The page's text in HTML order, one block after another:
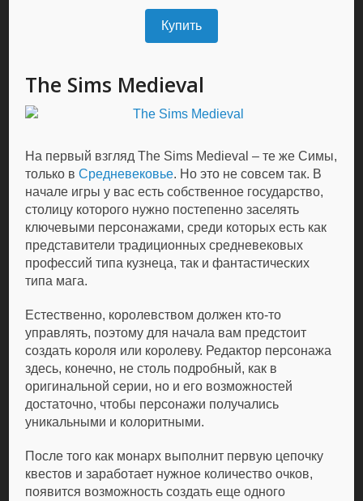
Купить
The Sims Medieval
На первый взгляд The Sims Medieval – те же Симы,
только вСредневековье. Но это не совсем так. В
начале игры у вас есть собственное государство,
столицу которого нужно постепенно заселять
ключевыми персонажами, среди которых есть как
представители традиционных средневековых
профессий типа кузнеца, так и фантастических
типа мага.
Естественно, королевством должен кто-то
управлять, поэтому для начала вам предстоит
создать короля или королеву. Редактор персонажа
здесь, конечно, не столь подробный, как в
оригинальной серии, но и его возможностей
достаточно, чтобы персонажи получались
уникальными и колоритными.
После того как монарх выполнит первую цепочку
квестов и заработает нужное количество очков,
появится возможность создать еще одного